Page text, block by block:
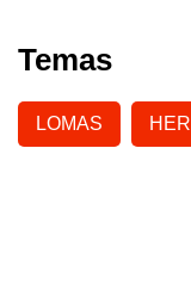
Temas
LOMAS